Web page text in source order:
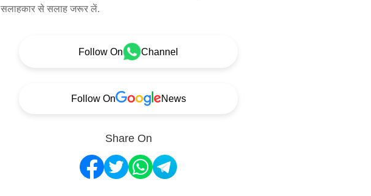
सलाहकार से सलाह जरूर लें.
Follow On Channel
Follow On News
Share On